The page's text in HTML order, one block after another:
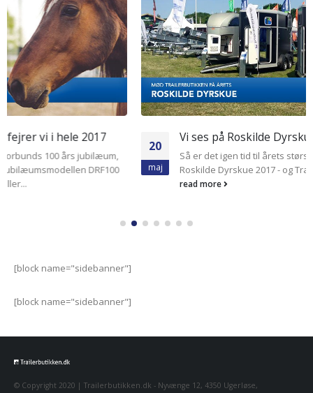
20
maj
Vi ses på Roskilde Dyrskue 2017
Så er det igen tid til årets største udendørs event - nemlig
Roskilde Dyrskue 2017 - og Trailerbutikken er...
Vestsjælland | Alle rettigheder forbeholdes.